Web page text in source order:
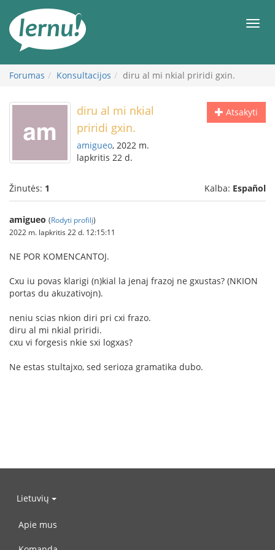
turinį
Forumas Konsultacijos diru al mi nkial priridi gxin.
Atsakyti
diru al mi nkial
priridi gxin.
amigueo, 2022 m.
lapkritis 22 d.
Žinutės: 1 Kalba: Español
amigueo (Rodyti profilį)
2022 m. lapkritis 22 d. 12:15:11
NE POR KOMENCANTOJ.
Cxu iu povas klarigi (n)kial la jenaj frazoj ne gxustas? (NKION
portas du akuzativojn).
neniu scias nkion diri pri cxi frazo.
diru al mi nkial priridi.
cxu vi forgesis nkie sxi logxas?
Ne estas stultajxo, sed serioza gramatika dubo.
Lietuvių
Apie mus